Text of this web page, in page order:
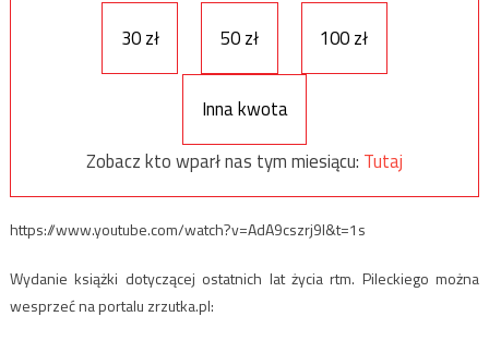
30 zł 50 zł 100 zł
Inna kwota
Zobacz kto wparł nas tym miesiącu: Tutaj
https://www.youtube.com/watch?v=AdA9cszrj9I&t=1s
Wydanie książki dotyczącej ostatnich lat życia rtm. Pileckiego można
wesprzeć na portalu zrzutka.pl: